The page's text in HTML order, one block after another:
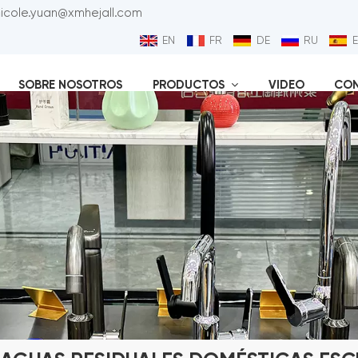
EN FR DE RU
SOBRE NOSOTROS PRODUCTOS VIDEO